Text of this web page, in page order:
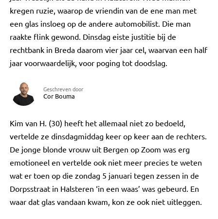
kregen ruzie, waarop de vriendin van de ene man met
een glas insloeg op de andere automobilist. Die man
raakte flink gewond. Dinsdag eiste justitie bij de
rechtbank in Breda daarom vier jaar cel, waarvan een half
jaar voorwaardelijk, voor poging tot doodslag.
Geschreven door
Cor Bouma
Kim van H. (30) heeft het allemaal niet zo bedoeld,
vertelde ze dinsdagmiddag keer op keer aan de rechters.
De jonge blonde vrouw uit Bergen op Zoom was erg
emotioneel en vertelde ook niet meer precies te weten
wat er toen op die zondag 5 januari tegen zessen in de
Dorpsstraat in Halsteren ‘in een waas’ was gebeurd. En
waar dat glas vandaan kwam, kon ze ook niet uitleggen.